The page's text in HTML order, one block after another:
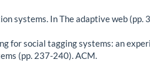
systems. In The adaptive web
for social tagging systems: an
(pp. 237-240). ACM.